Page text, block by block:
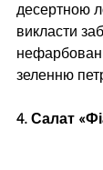
десертною
викласти
зеленню
4. Салат